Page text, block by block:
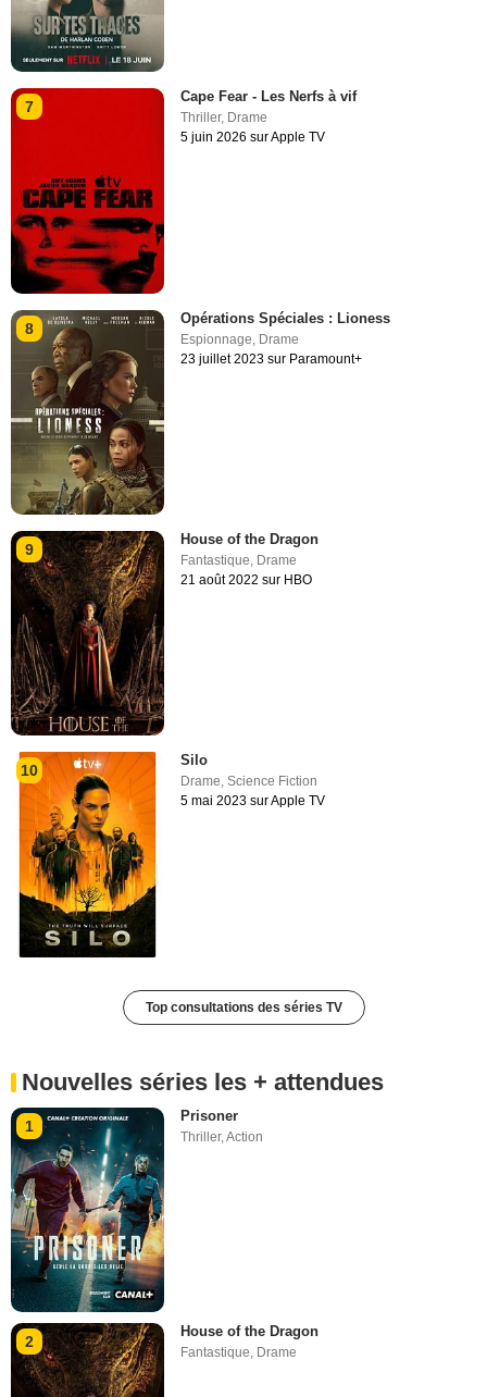
7
Cape Fear - Les Nerfs à vif
Thriller, Drame
5 juin 2026 sur Apple TV
8
Opérations Spéciales : Lioness
Espionnage Drame
23 juillet 2023 sur Paramount+
9
House of the Dragon
Fantastique, Drame
21 août 2022 sur HBO
10
Silo
Drame,Science Fiction
5 mai 2023 sur Apple TV
Top consultations des séries TV
Nouvelles séries les + attendues
1
Prisoner
Thriller,Action
2
House of the Dragon
Fantastique, Drame